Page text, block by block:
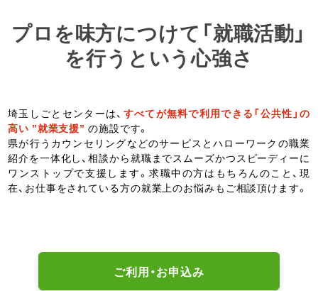
プロを味方につけて「就職活動」
を行うという心強さ
埼玉しごとセンターは、 すべてが無料で利用できる「公共性」の
高い ”就業支援” の施設です。
県が行うカウンセリングなどのサービスとハローワークの職業
紹介を一体化し、相談から就職までスムーズかつスピーディーに
ワンストップで支援します。求職中の方はもちろんのこと、現
在、お仕事をされている方の就業上のお悩みもご相談頂けます。
ご利用・お申込み